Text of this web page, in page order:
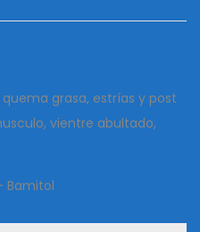
grasa, estrías y post
vientre abultado,
Bamitol